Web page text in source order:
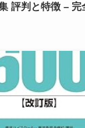
評判と特徴 – 完